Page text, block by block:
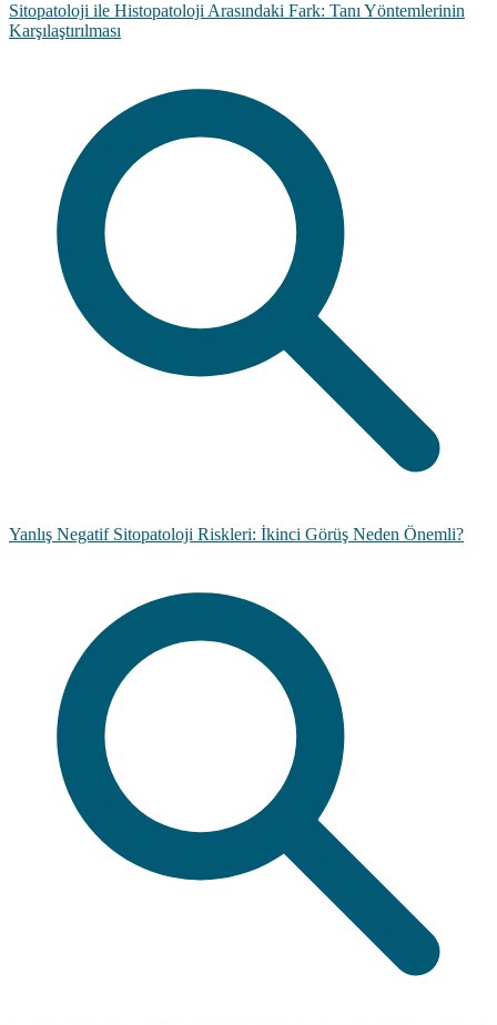
Sitopatoloji ile Histopatoloji Arasındaki Fark: Tanı Yöntemlerinin
Karşılaştırılması
Yanlış Negatif Sitopatoloji Riskleri: İkinci Görüş Neden Önemli?